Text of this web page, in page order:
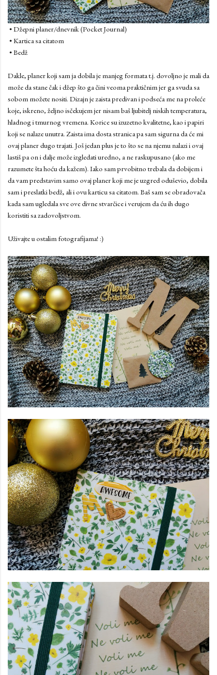
• Džepni planer/dnevnik (Pocket Journal)
• Kartica sa citatom
• Bedž
Dakle, planer koji sam ja dobila je manjeg formata t.j. dovoljno je mali da
može da stane čak i džep što ga čini veoma praktičnim jer ga svuda sa
sobom možete nositi. Dizajn je zaista predivan i podseća me na proleće
koje, iskreno, željno isčekujem jer nisam baš ljubitelj niskih temperatura,
hladnog i tmurnog vremena. Korice su izuzetno kvalitetne, kao i papiri
koji se nalaze unutra. Zaista ima dosta stranica pa sam sigurna da će mi
ovaj planer dugo trajati. Još jedan plus je to što se na njemu nalazi i ovaj
lastiš pa on i dalje može izgledati uredno, a ne raskupusano (ako me
razumete šta hoću da kažem). Iako sam prvobitno trebala da dobijem i
da vam predstavim samo ovaj planer koji me je uzgred oduševio, dobila
sam i preslatki bedž, ali i ovu karticu sa citatom. Baš sam se obradovača
kada sam ugledala sve ove divne stvarčice i verujem da ću ih dugo
koristiti sa zadovoljstvom.
Uživajte u ostalim fotografijama! :)